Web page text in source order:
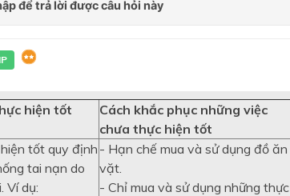
hiện tốt
Cách khắc phục những việc
chưa thực hiện tốt
tốt quy định
tai nạn do
Ví dụ:
- Hạn chế mua và sử dụng đồ ăn
vặt.
- Chỉ mua và sử dụng những thực